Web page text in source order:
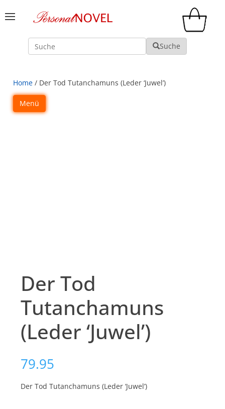
Suche Suche
Home / Der Tod Tutanchamuns (Leder ‘Juwel’)
Menü
Der Tod
Tutanchamuns
(Leder ‘Juwel’)
79.95
Der Tod Tutanchamuns (Leder ‘Juwel’)